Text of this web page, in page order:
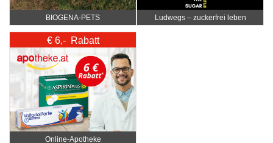
BIOGENA-PETS Ludwegs – zuckerfrei leben
€ 6,- Rabatt
Online‑Apotheke